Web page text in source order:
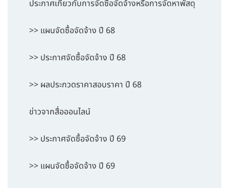
ประกาศเกี่ยวกับการจัดซื้อจัดจ้างหรือการจัดหาพัสดุ
>> แผนจัดซื้อจัดจ้าง ปี 68
>> ประกาศจัดซื้อจัดจ้าง ปี 68
>> ผลประกวดราคาสอบราคา ปี 68
ข่าวจากสื่อออนไลน์
>> ประกาศจัดซื้อจัดจ้าง ปี 69
>> แผนจัดซื้อจัดจ้าง ปี 69